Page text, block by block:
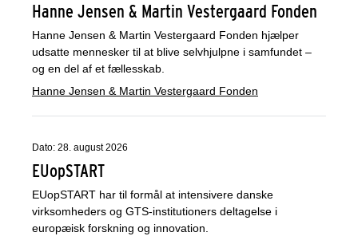
Hanne Jensen & Martin Vestergaard Fonden
Hanne Jensen & Martin Vestergaard Fonden hjælper
udsatte mennesker til at blive selvhjulpne i samfundet –
og en del af et fællesskab.
Hanne Jensen & Martin Vestergaard Fonden
Dato: 28. august 2026
EUopSTART
EUopSTART har til formål at intensivere danske
virksomheders og GTS-institutioners deltagelse i
europæisk forskning og innovation.